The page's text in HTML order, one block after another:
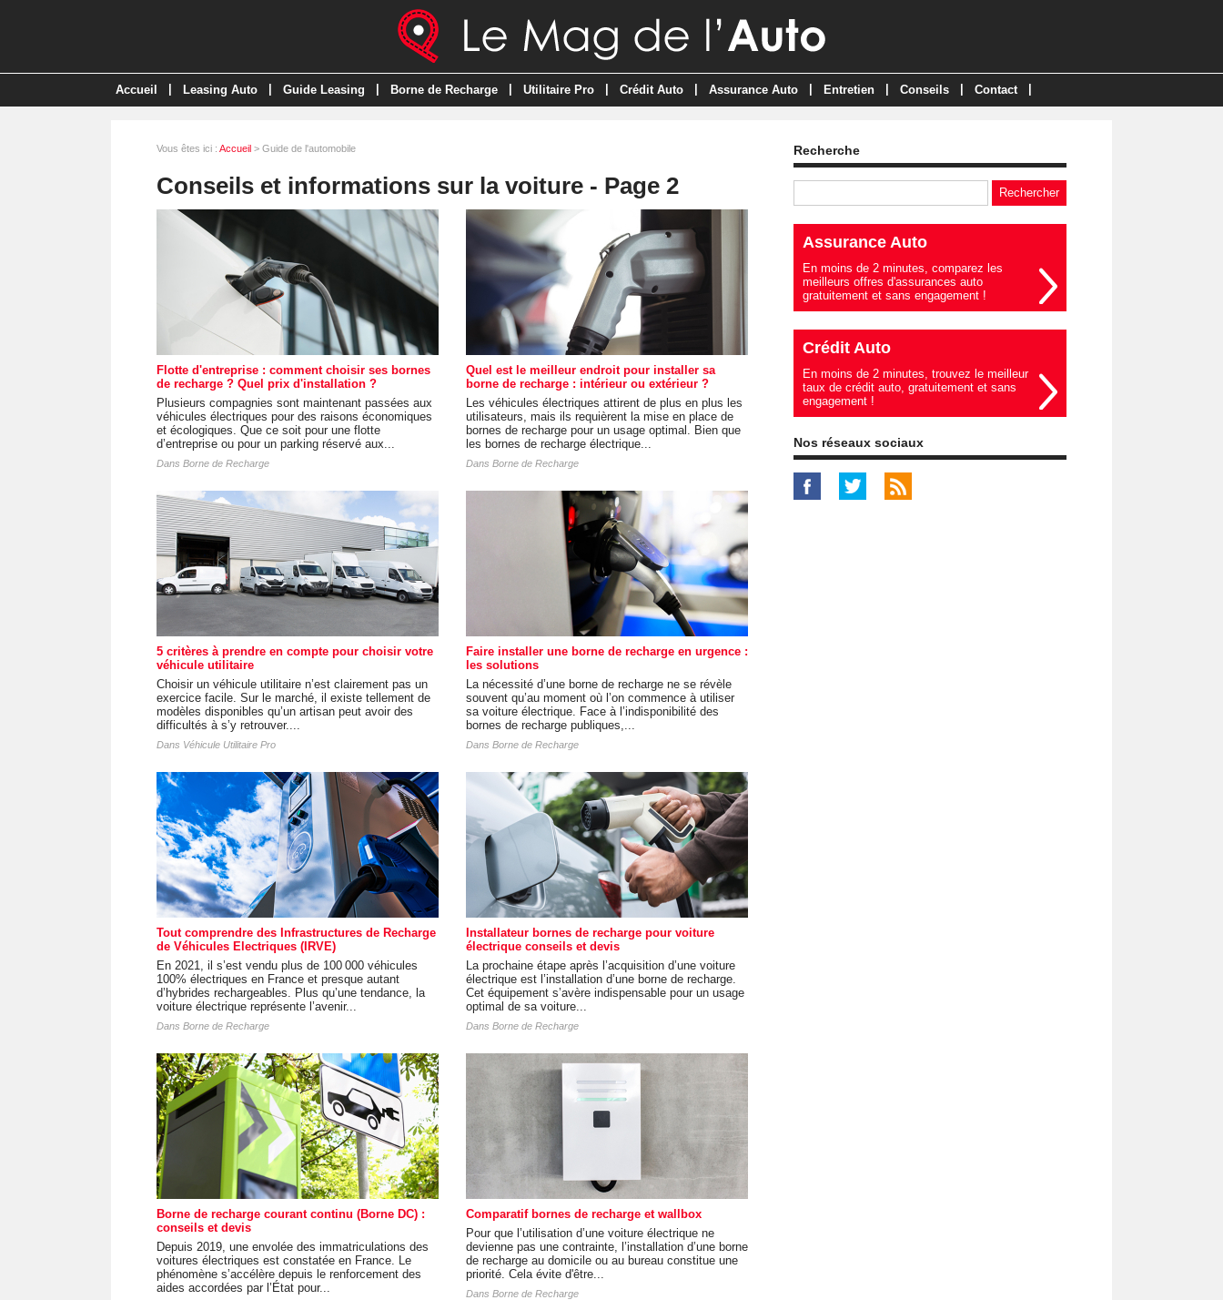
Accueil Leasing Auto Guide Leasing Borne de Recharge Utilitaire Pro Crédit Auto Assurance Auto Entretien Conseils Contact
Vous êtes ici : Accueil > Guide de l'automobile
Conseils et informations sur la voiture - Page 2
Flotte d'entreprise : comment choisir ses bornes
de recharge ? Quel prix d'installation ?
Plusieurs compagnies sont maintenant passées aux
véhicules électriques pour des raisons économiques
et écologiques. Que ce soit pour une flotte
d’entreprise ou pour un parking réservé aux...
Dans Borne de Recharge
Quel est le meilleur endroit pour installer sa
borne de recharge : intérieur ou extérieur ?
Les véhicules électriques attirent de plus en plus les
utilisateurs, mais ils requièrent la mise en place de
bornes de recharge pour un usage optimal. Bien que
les bornes de recharge électrique...
Dans Borne de Recharge
5 critères à prendre en compte pour choisir votre
véhicule utilitaire
Choisir un véhicule utilitaire n’est clairement pas un
exercice facile. Sur le marché, il existe tellement de
modèles disponibles qu’un artisan peut avoir des
difficultés à s’y retrouver....
Dans Véhicule Utilitaire Pro
Faire installer une borne de recharge en urgence :
les solutions
La nécessité d’une borne de recharge ne se révèle
souvent qu’au moment où l’on commence à utiliser
sa voiture électrique. Face à l’indisponibilité des
bornes de recharge publiques,...
Dans Borne de Recharge
Tout comprendre des Infrastructures de Recharge
de Véhicules Electriques (IRVE)
En 2021, il s’est vendu plus de 100 000 véhicules
100% électriques en France et presque autant
d’hybrides rechargeables. Plus qu’une tendance, la
voiture électrique représente l’avenir...
Dans Borne de Recharge
Installateur bornes de recharge pour voiture
électrique conseils et devis
La prochaine étape après l’acquisition d’une voiture
électrique est l’installation d’une borne de recharge.
Cet équipement s’avère indispensable pour un usage
optimal de sa voiture...
Dans Borne de Recharge
Borne de recharge courant continu (Borne DC) :
conseils et devis
Depuis 2019, une envolée des immatriculations des
voitures électriques est constatée en France. Le
phénomène s’accélère depuis le renforcement des
aides accordées par l’État pour...
Comparatif bornes de recharge et wallbox
Pour que l’utilisation d’une voiture électrique ne
devienne pas une contrainte, l’installation d’une borne
de recharge au domicile ou au bureau constitue une
priorité. Cela évite d'être...
Dans Borne de Recharge
Recherche
Assurance Auto
En moins de 2 minutes, comparez les
meilleurs offres d'assurances auto
gratuitement et sans engagement !
Crédit Auto
En moins de 2 minutes, trouvez le meilleur
taux de crédit auto, gratuitement et sans
engagement !
Nos réseaux sociaux